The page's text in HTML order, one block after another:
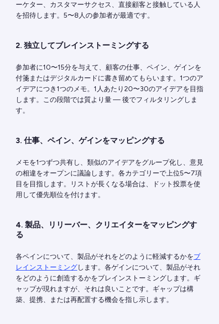
ーケター、カスタマーサクセス、直接顧客と接触している人
を招待します。5〜8人の参加者が最適です。
2. 独立してブレインストーミングする
参加者に10〜15分を与えて、顧客の仕事、ペイン、ゲインを
付箋またはデジタルカードに書き留めてもらいます。1つのア
イデアにつき1つのメモ。1人あたり20〜30のアイデアを目指
します。この段階では質より量 — 後でフィルタリングしま
す。
3. 仕事、ペイン、ゲインをマッピングする
メモを1つずつ共有し、類似のアイデアをグループ化し、意見
の相違をオープンに議論します。各カテゴリーで上位5〜7項
目を目指します。リストが長くなる場合は、ドット投票を使
用して優先順位を付けます。
4. 製品、リリーバー、クリエイターをマッピングす
る
各ペインについて、製品がそれをどのように軽減するかをブ
レインストーミングします。各ゲインについて、製品がそれ
をどのように創造するかをブレインストーミングします。ギ
ャップが現れますが、それは良いことです。ギャップは構
築、提携、または再配置する機会を指し示します。